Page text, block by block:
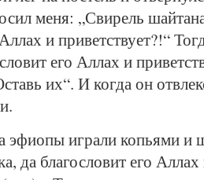
меня: „Свирель
и приветствует?!“
его Аллах и
их“. И когда он
эфиопы играли копьями и
да благословит его Аллах